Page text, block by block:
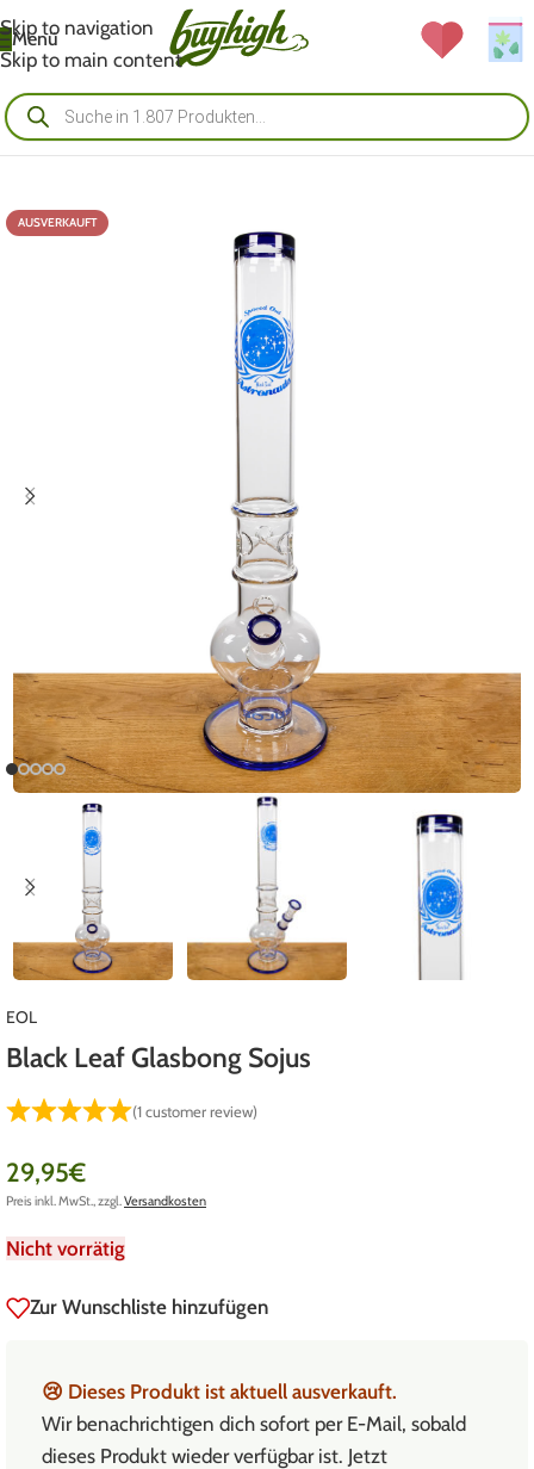
Skip to navigation
Skip to main content
Menü
AUSVERKAUFT
EOL
Black Leaf Glasbong Sojus
(1customer review)
29,95€
Preis inkl. MwSt., zzgl. Versandkosten
Nicht vorrätig
Zur Wunschliste hinzufügen
😢 Dieses Produkt ist aktuell ausverkauft.
Wir benachrichtigen dich sofort per E-Mail, sobald
dieses Produkt wieder verfügbar ist. Jetzt